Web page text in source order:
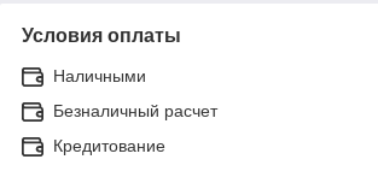
Условия оплаты
Наличными
Безналичный расчет
Кредитование